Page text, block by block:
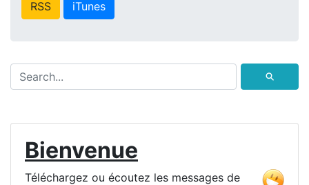
RSS iTunes
⚲
Bienvenue
Téléchargez ou écoutez les messages de